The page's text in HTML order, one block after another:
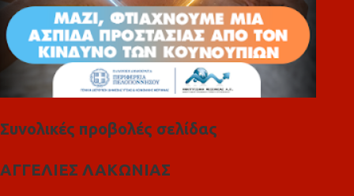
Συνολικές προβολές σελίδας
ΑΓΓΕΛΙΕΣ ΛΑΚΩΝΙΑΣ